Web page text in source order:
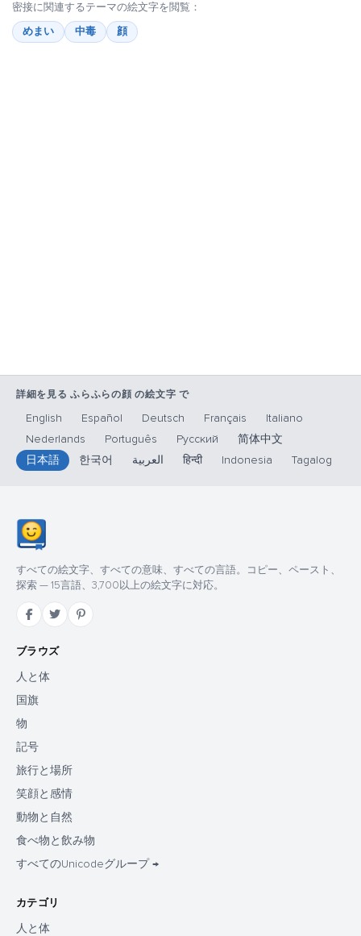
密接に関連するテーマの絵文字を閲覧：
めまい
中毒 顔
詳細を見る ふらふらの顔 の絵文字 で
English Español Deutsch Français
Italiano
Nederlands
Português Русский
简体中文
日本語
한국어 العربية हिन्दी Indonesia Tagalog
すべての絵文字、すべての意味、すべての言語。コピー、ペースト、
探索 — 15言語、3,700以上の絵文字に対応。
ブラウズ
人と体
国旗
物
記号
旅行と場所
笑顔と感情
動物と自然
食べ物と飲み物
すべてのUnicodeグループ →
カテゴリ
人と体